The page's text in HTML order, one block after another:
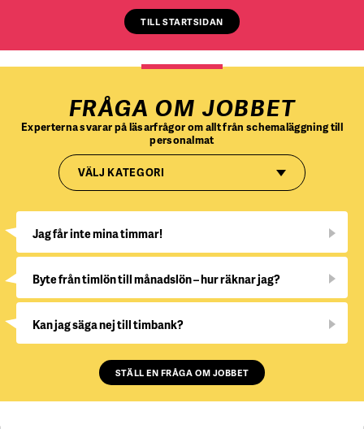
TILL STARTSIDAN
FRÅGA OM JOBBET
Experterna svarar på läsarfrågor om allt från schemaläggning till
personalmat
VÄLJ KATEGORI
Jag får inte mina timmar!
Byte från timlön till månadslön – hur räknar jag?
Kan jag säga nej till timbank?
STÄLL EN FRÅGA OM JOBBET